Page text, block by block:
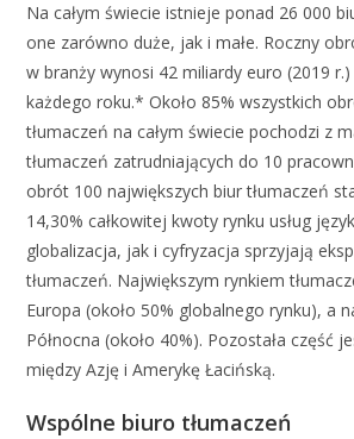
Na całym świecie istnieje ponad 26 000
one zarówno duże, jak i małe. Roczny
w branży wynosi 42 miliardy euro (2019
każdego roku.* Około 85% wszystkich
tłumaczeń na całym świecie pochodzi z
tłumaczeń zatrudniających do 10
obrót 100 największych biur tłumaczeń
14,30% całkowitej kwoty rynku usług
globalizacja, jak i cyfryzacja sprzyjają
tłumaczeń. Największym rynkiem
Europa (około 50% globalnego rynku), a
Północna (około 40%). Pozostała część
między Azję i Amerykę Łacińską.
Wspólne biuro tłumaczeń